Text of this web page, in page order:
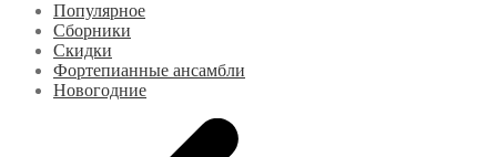
Популярное
Сборники
Скидки
Фортепианные ансамбли
Новогодние